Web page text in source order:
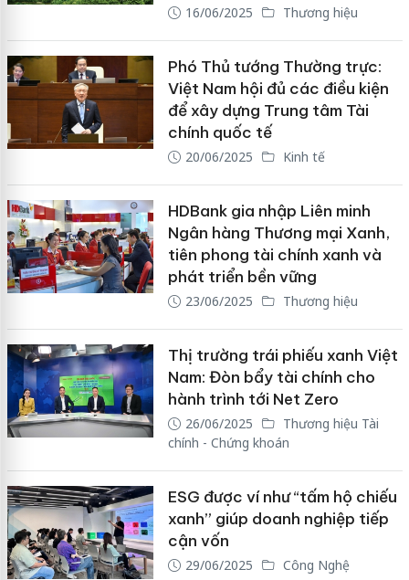
16/06/2025 Thương hiệu
Phó Thủ tướng Thường trực:
Việt Nam hội đủ các điều kiện
để xây dựng Trung tâm Tài
chính quốc tế
20/06/2025 Kinh tế
HDBank gia nhập Liên minh
Ngân hàng Thương mại Xanh,
tiên phong tài chính xanh và
phát triển bền vững
23/06/2025 Thương hiệu
Thị trường trái phiếu xanh Việt
Nam: Đòn bẩy tài chính cho
hành trình tới Net Zero
26/06/2025
Thương hiệu Tài
chính - Chứng khoán
ESG được ví như “tấm hộ chiếu
xanh” giúp doanh nghiệp tiếp
cận vốn
29/06/2025 Công Nghệ